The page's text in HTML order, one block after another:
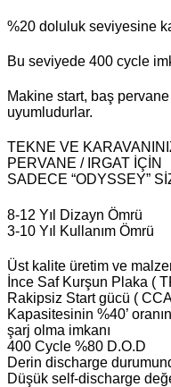
%20 doluluk seviyesine
Bu seviyede 400 cycle
Makine start, baş
uyumludurlar.
TEKNE VE
PERVANE / IRGAT İÇİN
SADECE “ODYSSEY”
8-12 Yıl Dizayn Ömrü
3-10 Yıl Kullanım Ömrü
Üst kalite üretim ve
İnce Saf Kurşun Plaka (
Rakipsiz Start gücü (
Kapasitesinin %40’
şarj olma imkanı
400 Cycle %80 D.O.D
Derin discharge
Düşük self-discharge